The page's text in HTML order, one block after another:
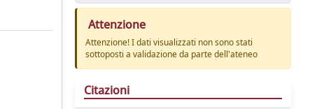
Attenzione
Attenzione! I dati visualizzati non sono stati
sottoposti a validazione da parte dell'ateneo
Citazioni